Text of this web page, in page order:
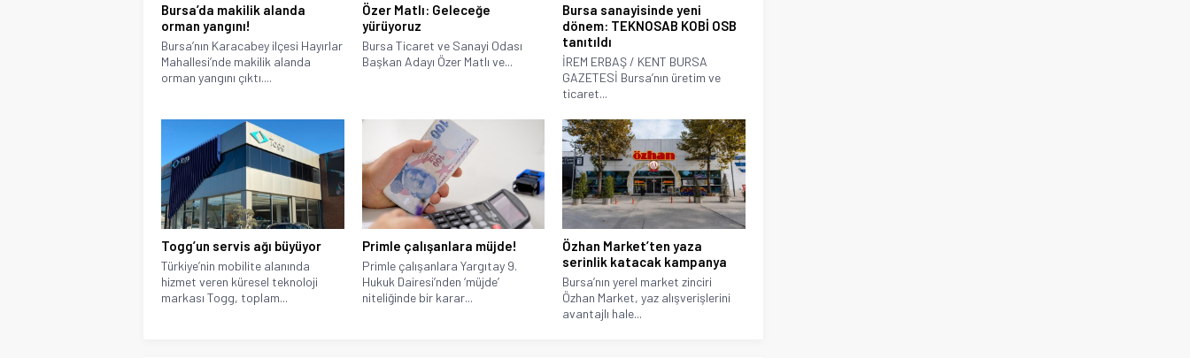
Bursa’da makilik alanda
orman yangını!
Bursa’nın Karacabey ilçesi Hayırlar
Mahallesi’nde makilik alanda
orman yangını çıktı....
Özer Matlı: Geleceğe
yürüyoruz
Bursa Ticaret ve Sanayi Odası
Başkan Adayı Özer Matlı ve...
Bursa sanayisinde yeni
dönem: TEKNOSAB KOBİ OSB
tanıtıldı
İREM ERBAŞ / KENT BURSA
GAZETESİ Bursa’nın üretim ve
ticaret...
Togg’un servis ağı büyüyor
Türkiye’nin mobilite alanında
hizmet veren küresel teknoloji
markası Togg, toplam...
Primle çalışanlara müjde!
Primle çalışanlara Yargıtay 9.
Hukuk Dairesi’nden ‘müjde’
niteliğinde bir karar...
Özhan Market’ten yaza
serinlik katacak kampanya
Bursa’nın yerel market zinciri
Özhan Market, yaz alışverişlerini
avantajlı hale...